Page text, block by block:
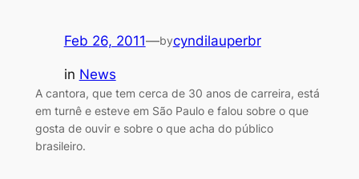
Feb 26, 2011—bycyndilauperbr
in News
A cantora, que tem cerca de 30 anos de carreira, está
em turnê e esteve em São Paulo e falou sobre o que
gosta de ouvir e sobre o que acha do público
brasileiro.